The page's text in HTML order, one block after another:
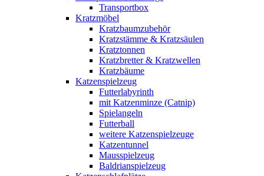
Transportbox
Kratzmöbel
Kratzbaumzubehör
Kratzstämme & Kratzsäulen
Kratztonnen
Kratzbretter & Kratzwellen
Kratzbäume
Katzenspielzeug
Futterlabyrinth
mit Katzenminze (Catnip)
Spielangeln
Futterball
weitere Katzenspielzeuge
Katzentunnel
Mausspielzeug
Baldrianspielzeug